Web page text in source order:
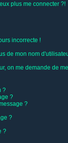
plus me connecter ?!
incorrecte !
de mon nom
on me demande de
?
?
?
?
?